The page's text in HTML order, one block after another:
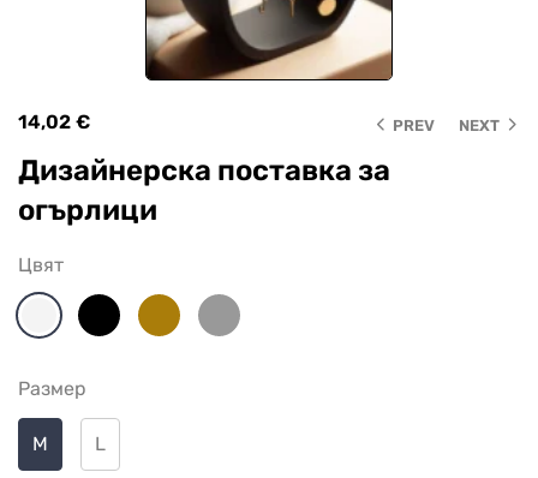
PREV NEXT
14,02 €
Дизайнерска поставка за
огърлици
Цвят
Размер
M L